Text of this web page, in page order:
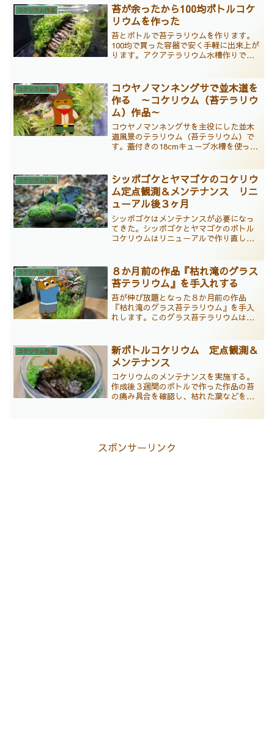
作る苔テラリウムですが、100円の容器に
は見えない雰囲気を醸しています。
コケリウム作品
苔が余ったから100均ボトルコケ
リウムを作った
苔とボトルで苔テラリウムを作ります。
100均で買った容器で安く手軽に出来上が
ります。アクアテラリウム水槽作りで余
り方を多くの写真を使い順番に分かりや
すく紹介しています。
コケリウム作品
コウヤノマンネングサで並木道を
作る ～コケリウム（苔テラリウ
ム）作品～
コウヤノマンネングサを主役にした並木
道風景のテラリウム（苔テラリウム）で
す。蓋付きの18cmキューブ水槽を使って
ネングサの並木道は少しノスタルジック
な雰囲気を感じる素敵な作品に仕上がり
ました。
コケリウム作品
シッポゴケとヤマゴケのコケリウ
ム定点観測＆メンテナンス リニ
ューアル後３ヶ月
シッポゴケはメンテナンスが必要になっ
てきた。シッポゴケとヤマゴケのボトル
コケリウムはリニューアルで作り直して
め、シッポゴケを中心にメンテナンスを
実施した。
コケリウム作品
８か月前の作品『枯れ滝のグラス
苔テラリウム』を手入れする
苔が伸び放題となった８か月前の作品
『枯れ滝のグラス苔テラリウム』を手入
れします。このグラス苔テラリウムは道
作ったものになります。手入れの模様は
写真ではなく、動画で説明しており、よ
り分かりやすいものになっていると思い
ます。
コケリウム作品
新ボトルコケリウム 定点観測＆
メンテナンス
コケリウムのメンテナンスを実施する。
作成後３週間のボトルで作った作品の苔
の痛み具合を確認し、枯れた葉などをト
スポンサーリンク